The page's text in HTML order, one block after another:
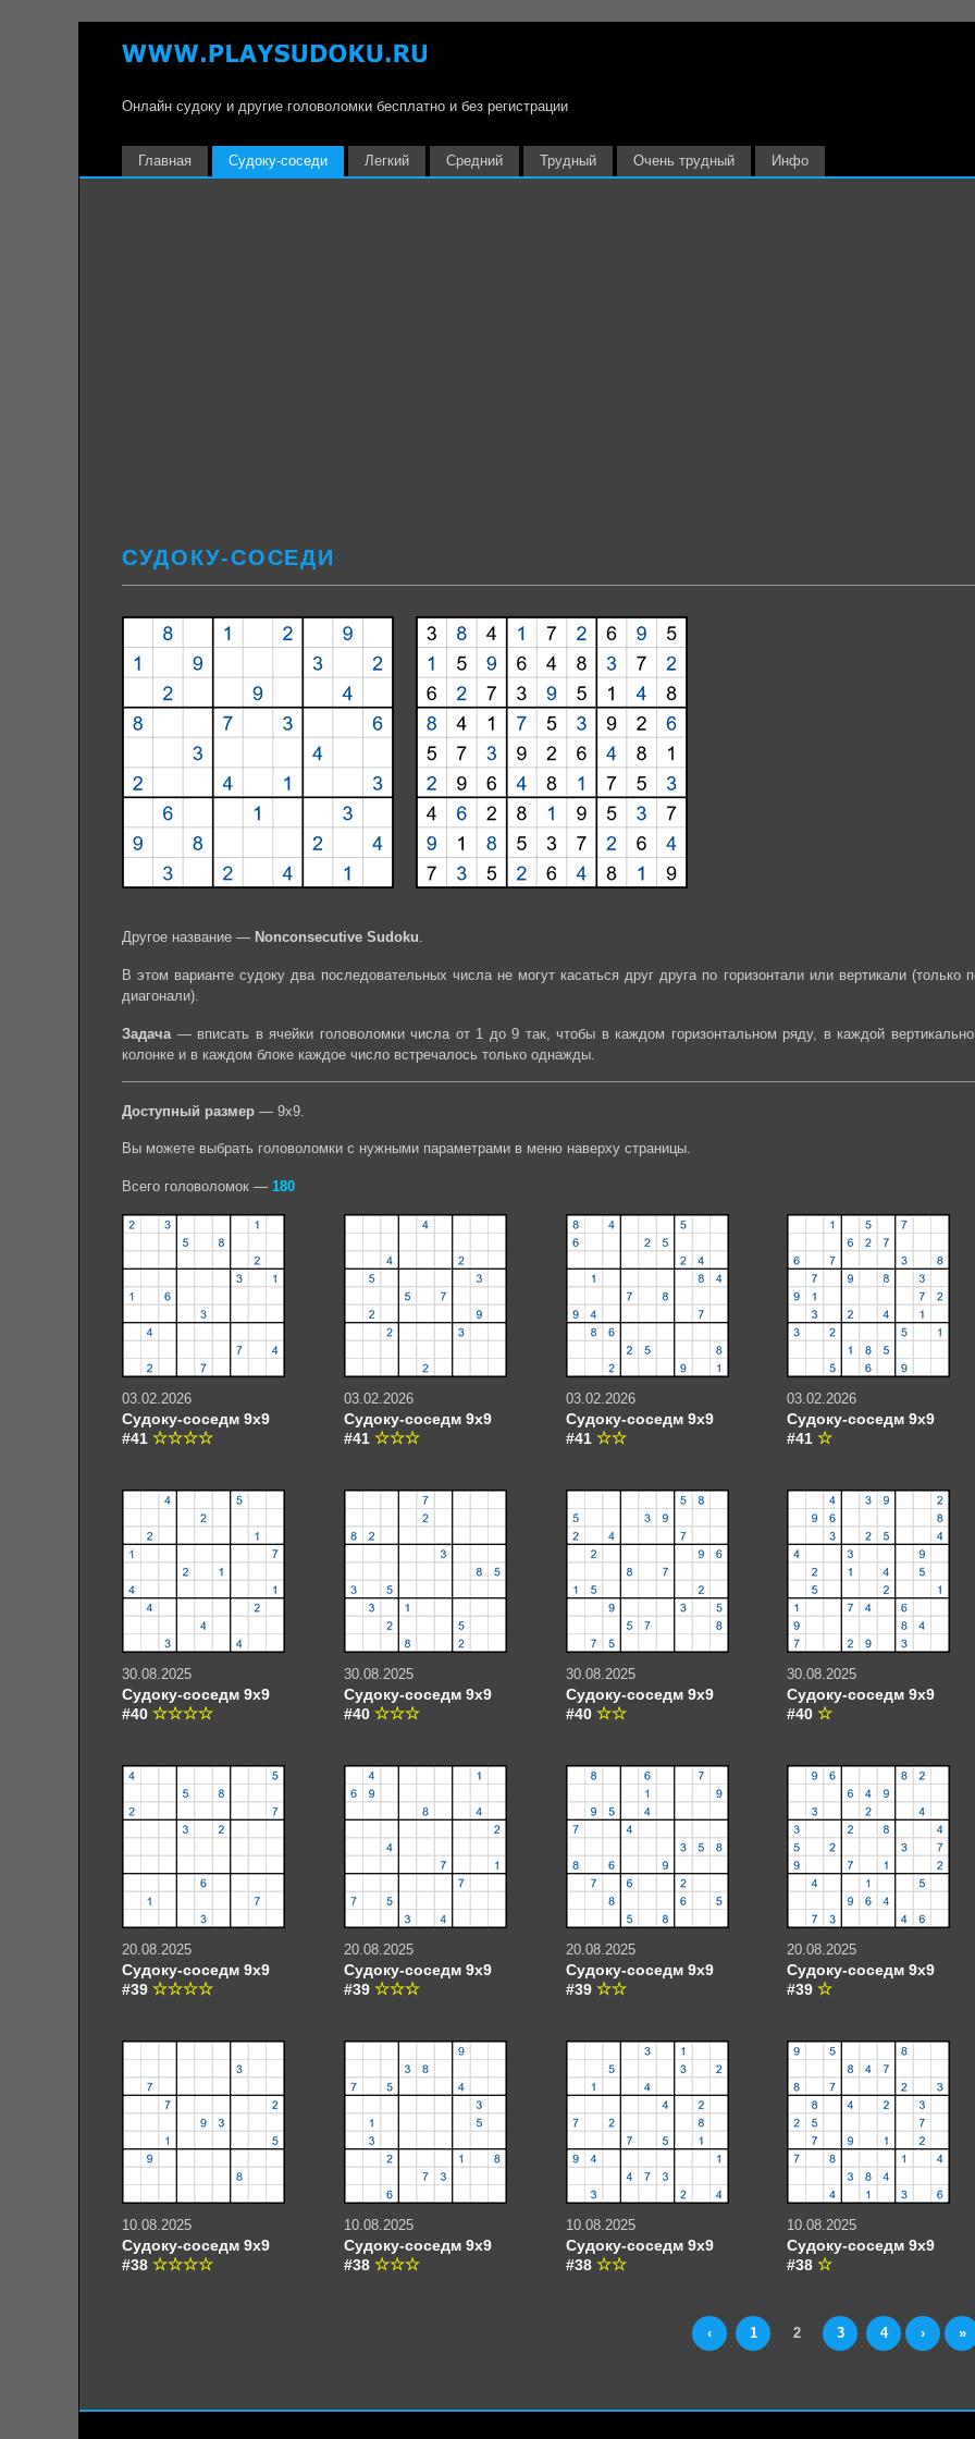
Онлайн судоку и другие головоломки бесплатно и без регистрации
Главная Судоку-соседи Легкий Средний Трудный Очень трудный Инфо
СУДОКУ-СОСЕДИ
Другое название — Nonconsecutive Sudoku.
В этом варианте судоку два последовательных числа не могут касаться друг друга по горизонтали или вертикали (только
диагонали).
Задача — вписать в ячейки головоломки числа от 1 до 9 так, чтобы в каждом горизонтальном ряду, в каждой
колонке и в каждом блоке каждое число встречалось только однажды.
Доступный размер — 9х9.
Вы можете выбрать головоломки с нужными параметрами в меню наверху страницы.
Всего головоломок — 180
03.02.2026
Судоку-соседм 9х9
#41
03.02.2026
Судоку-соседм 9х9
#41
03.02.2026
Судоку-соседм 9х9
#41
03.02.2026
Судоку-соседм 9х9
#41
30.08.2025
Судоку-соседм 9х9
#40
30.08.2025
Судоку-соседм 9х9
#40
30.08.2025
Судоку-соседм 9х9
#40
30.08.2025
Судоку-соседм 9х9
#40
20.08.2025
Судоку-соседм 9х9
#39
20.08.2025
Судоку-соседм 9х9
#39
20.08.2025
Судоку-соседм 9х9
#39
20.08.2025
Судоку-соседм 9х9
#39
10.08.2025
Судоку-соседм 9х9
#38
10.08.2025
Судоку-соседм 9х9
#38
10.08.2025
Судоку-соседм 9х9
#38
10.08.2025
Судоку-соседм 9х9
#38
‹ 1 2 3 4 › »